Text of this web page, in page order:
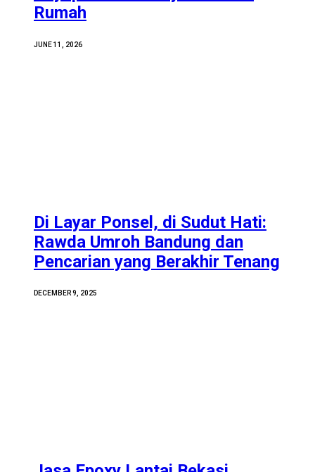
Rumah
JUNE 11, 2026
Di Layar Ponsel, di Sudut Hati:
Rawda Umroh Bandung dan
Pencarian yang Berakhir Tenang
DECEMBER 9, 2025